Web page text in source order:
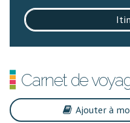
Carnet de
Ajouter à